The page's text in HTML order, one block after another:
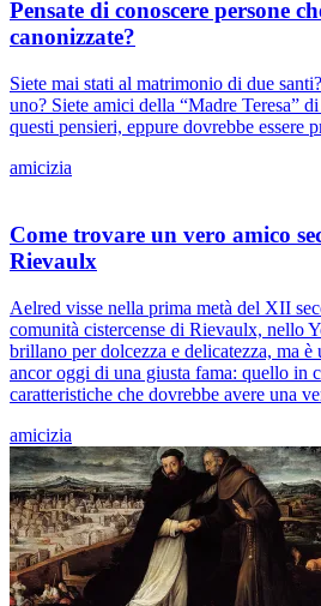
Pensate di conoscere persone
canonizzate?
Siete mai stati al matrimonio di due
uno? Siete amici della “Madre Teresa”
questi pensieri, eppure dovrebbe essere
amicizia
Come trovare un vero amico
Rievaulx
Aelred visse nella prima metà del XII
comunità cistercense di Rievaulx, nello
brillano per dolcezza e delicatezza, ma
ancor oggi di una giusta fama: quello in
caratteristiche che dovrebbe avere una
amicizia